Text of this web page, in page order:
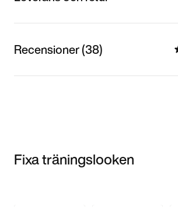
Recensioner (38)
Fixa träningslooken